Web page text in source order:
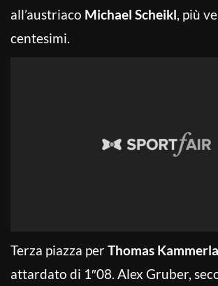
all’austriaco Michael Scheikl, più
centesimi.
Terza piazza perThomas
attardato di 1″08. Alex Gruber,